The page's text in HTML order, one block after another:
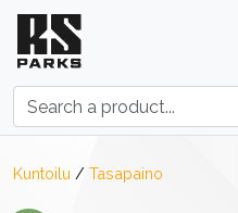
Search:
Kuntoilu / Tasapaino